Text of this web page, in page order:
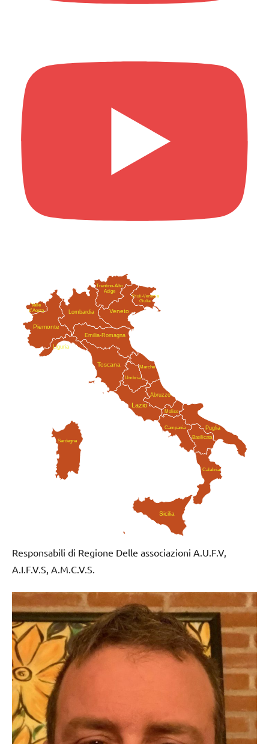
Abruzzo
Valle
d'Aosta
Puglia
Basilicata
Calabria
Campania
Emilia-Romagna
Friuli-Venezia
Giulia
Lazio
Liguria
Lombardia
Marche
Molise
Piemonte
Sardegna
Sicilia
Trentino-Alto
Adige
Toscana
Umbria
Veneto
Responsabili di Regione Delle associazioni A.U.F.V,
A.I.F.V.S, A.M.C.V.S.